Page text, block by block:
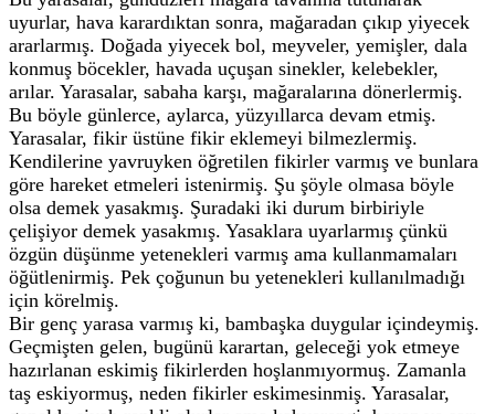
uyurlar, hava karardıktan sonra, mağaradan çıkıp yiyecek
ararlarmış. Doğada yiyecek bol, meyveler, yemişler, dala
konmuş böcekler, havada uçuşan sinekler, kelebekler,
arılar. Yarasalar, sabaha karşı, mağaralarına dönerlermiş.
Bu böyle günlerce, aylarca, yüzyıllarca devam etmiş.
Yarasalar, fikir üstüne fikir eklemeyi bilmezlermiş.
Kendilerine yavruyken öğretilen fikirler varmış ve bunlara
göre hareket etmeleri istenirmiş. Şu şöyle olmasa böyle
olsa demek yasakmış. Şuradaki iki durum birbiriyle
çelişiyor demek yasakmış. Yasaklara uyarlarmış çünkü
özgün düşünme yetenekleri varmış ama kullanmamaları
öğütlenirmiş. Pek çoğunun bu yetenekleri kullanılmadığı
için körelmiş.
Bir genç yarasa varmış ki, bambaşka duygular içindeymiş.
Geçmişten gelen, bugünü karartan, geleceği yok etmeye
hazırlanan eskimiş fikirlerden hoşlanmıyormuş. Zamanla
taş eskiyormuş, neden fikirler eskimesinmiş. Yarasalar,